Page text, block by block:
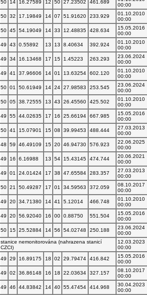
50 14 16.27589 12 50 27.23502 461.689
00:00
50 32 17.19849 14 07 51.91620 233.929
01.10.2010
00:00
50 45 54.19049 14 33 12.48835 428.634
15.05.2016
00:00
49 43 0.55892 13 13 8.40634 392.924
01.10.2010
00:00
49 34 16.13468 17 15 1.45223 263.293
23.06.2024
00:00
49 41 37.96606 14 01 13.63254 602.120
01.10.2010
00:00
50 01 50.61949 14 24 27.98583 253.545
23.06.2024
00:00
50 05 38.72555 13 43 26.45560 425.502
01.10.2010
00:00
49 55 44.02635 17 16 25.66194 667.985
15.05.2016
00:00
50 41 15.07901 15 08 39.99453 488.444
27.03.2013
00:00
48 59 46.49109 15 20 46.94730 576.923
22.06.2025
00:00
49 16 6.16988 13 54 15.43145 474.744
20.06.2021
00:00
49 01 24.01424 17 38 47.65584 283.357
27.03.2013
00:00
50 21 50.49287 17 01 34.59563 372.059
08.10.2017
00:00
49 20 34.71380 14 41 5.12014 466.748
01.10.2010
00:00
49 20 56.92040 16 00 0.88750 551.504
15.05.2016
00:00
50 15 25.52884 14 56 54.02748 250.188
23.06.2024
00:00
stanice nemonitorována (nahrazena stanicí
CZCI)
12.03.2023
00:00
49 29 16.89175 18 02 29.79474 416.842
15.05.2016
00:00
49 02 36.86148 16 18 22.03634 327.157
08.10.2017
00:00
49 46 44.83842 14 40 55.47454 414.968
30.04.2023
00:00